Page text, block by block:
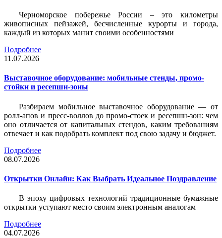
Черноморское побережье России – это километры
живописных пейзажей, бесчисленные курорты и города,
каждый из которых манит своими особенностями
Подробнее
11.07.2026
Выставочное оборудование: мобильные стенды, промо-
стойки и ресепшн-зоны
Разбираем мобильное выставочное оборудование — от
ролл-апов и пресс-воллов до промо-стоек и ресепшн-зон: чем
оно отличается от капитальных стендов, каким требованиям
отвечает и как подобрать комплект под свою задачу и бюджет.
Подробнее
08.07.2026
Открытки Онлайн: Как Выбрать Идеальное Поздравление
В эпоху цифровых технологий традиционные бумажные
открытки уступают место своим электронным аналогам
Подробнее
04.07.2026